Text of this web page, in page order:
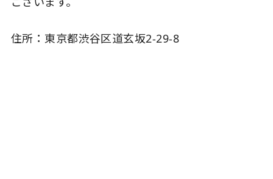
住所：東京都渋谷区道玄坂2-29-8